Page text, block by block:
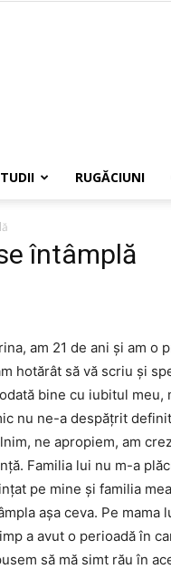
RUGĂCIUNI
întâmplă
am 21 de ani şi am
hotărât să vă scriu şi
bine cu iubitul
nu ne-a despăţrit
ne apropiem, am
Familia lui nu m-a
pe mine şi familia
aşa ceva. Pe
a avut o perioadă în
să mă simt rău în